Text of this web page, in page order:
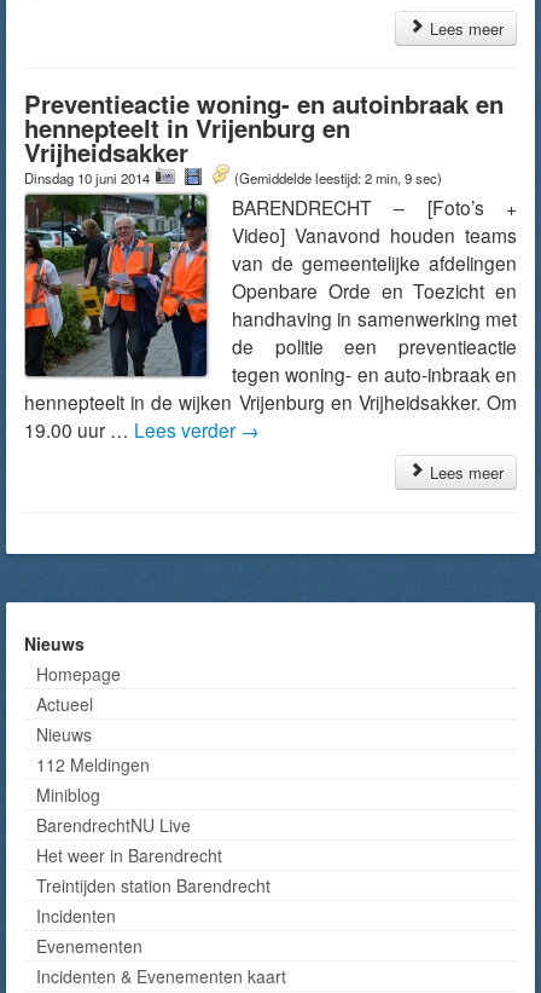
Lees meer
Preventieactie woning- en autoinbraak en
hennepteelt in Vrijenburg en
Vrijheidsakker
Dinsdag 10 juni 2014 (Gemiddelde leestijd: 2 min, 9 sec)
BARENDRECHT – [Foto’s +
Video] Vanavond houden teams
van de gemeentelijke afdelingen
Openbare Orde en Toezicht en
handhaving in samenwerking met
de politie een preventieactie
tegen woning- en auto-inbraak en
hennepteelt in de wijken Vrijenburg en Vrijheidsakker. Om
19.00 uur … Lees verder →
Lees meer
Nieuws
Homepage
Actueel
Nieuws
112 Meldingen
Miniblog
BarendrechtNU Live
Het weer in Barendrecht
Treintijden station Barendrecht
Incidenten
Evenementen
Incidenten & Evenementen kaart